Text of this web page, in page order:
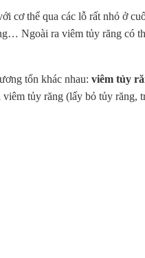
cơ thể qua các lỗ rất nhỏ ở
Ngoài ra viêm tủy răng có
tổn khác nhau: viêm tủy
tủy răng (lấy bỏ tủy